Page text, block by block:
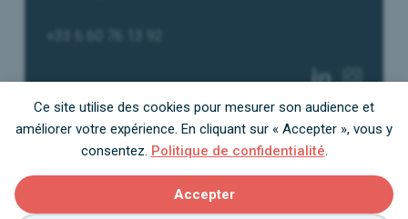
Ce site utilise des cookies pour mesurer son audience et
améliorer votre expérience. En cliquant sur « Accepter », vous y
consentez. Politique de confidentialité.
Accepter
© 2026 Elleboss - Tous droits réservés.
Mentions Légales--CGV / CGU